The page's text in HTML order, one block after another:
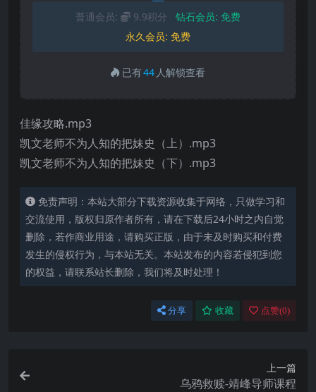
普通会员: 9.9积分 钻石会员: 免费
永久会员: 免费
已有44 人解锁查看
佳缘攻略.mp3
凯文老师不为人知的把妹史（上）.mp3
凯文老师不为人知的把妹史（下）.mp3
免责声明：本站大部分下载资源收集于网络，只做学习和
交流使用，版权归原作者所有，请在下载后24小时之内自觉
删除，若作商业用途，请购买正版，由于未及时购买和付费
发生的侵权行为，与本站无关。本站发布的内容若侵犯到您
的权益，请联系站长删除，我们将及时处理！
分享 收藏 点赞(0)
上一篇
乌鸦救赎-靖峰导师课程